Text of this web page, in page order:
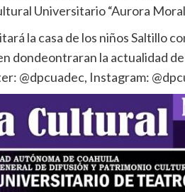
Universitario “Aurora
la casa de los niños Saltillo
dondeontraran la actualidad
@dpcuadec, Instagram: